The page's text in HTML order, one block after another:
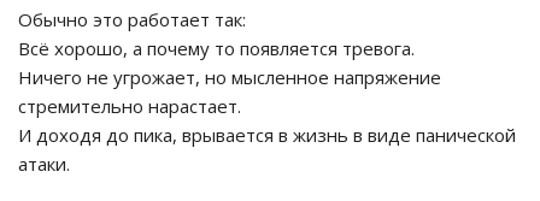
Обычно это работает так:
Всё хорошо, а почему то появляется тревога.
Ничего не угрожает, но мысленное напряжение
стремительно нарастает.
И доходя до пика, врывается в жизнь в виде панической
атаки.